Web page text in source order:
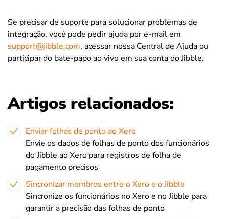
Se precisar de suporte para solucionar problemas de
integração, você pode pedir ajuda por e-mail em
support@jibble.com, acessar nossa Central de Ajuda ou
participar do bate-papo ao vivo em sua conta do Jibble.
Artigos relacionados:
Enviar folhas de ponto ao Xero
Envie os dados de folhas de ponto dos funcionários
do Jibble ao Xero para registros de folha de
pagamento precisos
Sincronizar membros entre o Xero e o Jibble
Sincronize os funcionários no Xero e no Jibble para
garantir a precisão das folhas de ponto